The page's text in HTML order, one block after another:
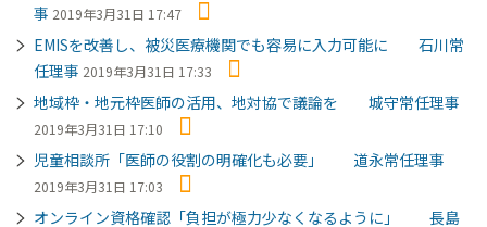
事 2019年3月31日 17:47
EMISを改善し、被災医療機関でも容易に入力可能に 石川常
任理事 2019年3月31日 17:33
地域枠・地元枠医師の活用、地対協で議論を 城守常任理事
2019年3月31日 17:10
児童相談所「医師の役割の明確化も必要」 道永常任理事
2019年3月31日 17:03
オンライン資格確認「負担が極力少なくなるように」 長島